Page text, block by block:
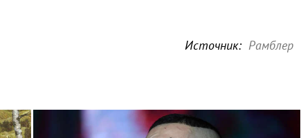
Источник: Рамблер